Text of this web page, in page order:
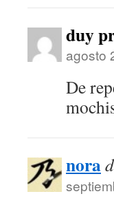
duy
agosto
De
nora